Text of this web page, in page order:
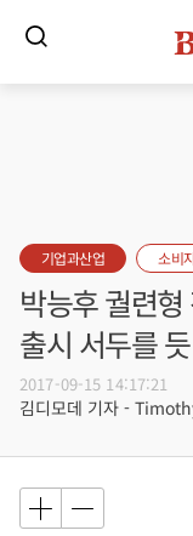
기업과산업 소비
박능후 궐련
출시 서두를 듯
2017-09-15 14:17:21
김디모데 기자 -